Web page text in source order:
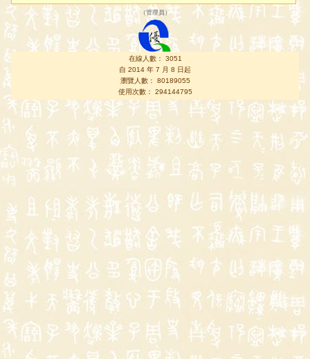
（管理員 ）
在線人數： 3051
自 2014 年 7 月 8 日起
瀏覽人數： 80189055
使用次數： 294144795